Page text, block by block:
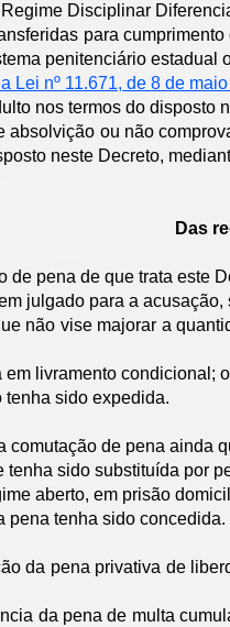
Regime Disciplinar
para
penitenciário
Lei nº 11.671, de 8 de
nos termos do disposto
absolvição ou não
neste Decreto,
Das
de pena de que trata este
julgado para a
não vise majorar a
em livramento condicional;
tenha sido expedida.
comutação de pena ainda
tenha sido substituída por
aberto, em prisão
pena tenha sido concedida.
da pena privativa de
da pena de multa